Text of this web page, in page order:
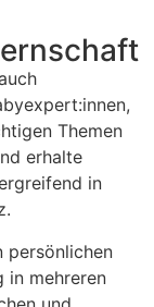
Themen
erhalte
in
persönlichen
in mehreren